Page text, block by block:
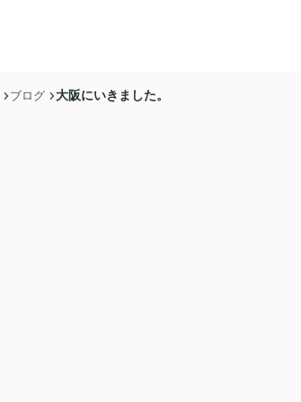
ブログ 大阪にいきました。